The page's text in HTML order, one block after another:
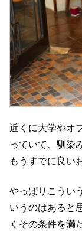
近くに大学やオ
っていて、馴染
もうすでに良い
やっぱりこうい
いうのはあると
くその条件を満